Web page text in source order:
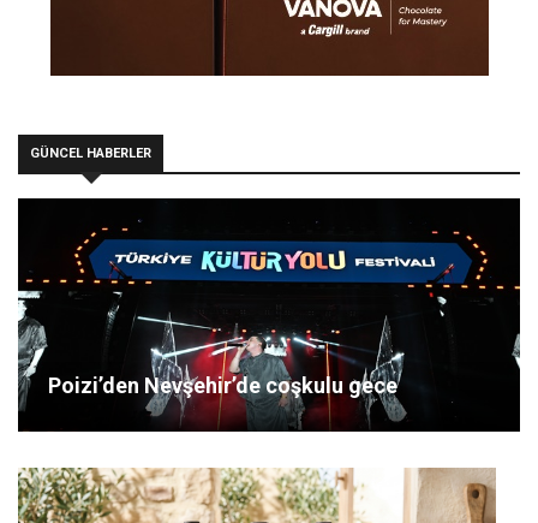
GÜNCEL HABERLER
Poizi’den Nevşehir’de coşkulu gece